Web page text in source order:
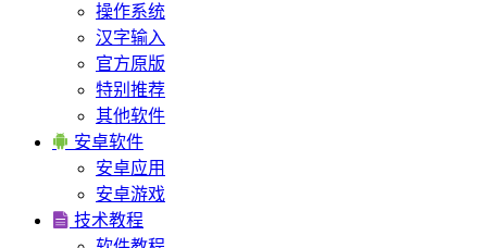
操作系统
汉字输入
官方原版
特别推荐
其他软件
 安卓软件
安卓应用
安卓游戏
 技术教程